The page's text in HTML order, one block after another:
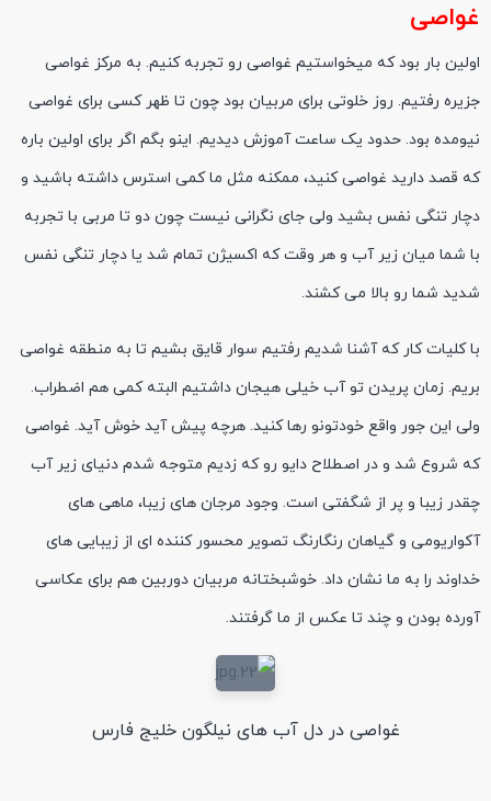
غواصی
اولین بار بود که میخواستیم غواصی رو تجربه کنیم. به مرکز غواصی
جزیره رفتیم. روز خلوتی برای مربیان بود چون تا ظهر کسی برای غواصی
نیومده بود. حدود یک ساعت آموزش دیدیم. اینو بگم اگر برای اولین باره
که قصد دارید غواصی کنید، ممکنه مثل ما کمی استرس داشته باشید و
دچار تنگی نفس بشید ولی جای نگرانی نیست چون دو تا مربی با تجربه
با شما میان زیر آب و هر وقت که اکسیژن تمام شد یا دچار تنگی نفس
شدید شما رو بالا می کشند.
با کلیات کار که آشنا شدیم رفتیم سوار قایق بشیم تا به منطقه غواصی
بریم. زمان پریدن تو آب خیلی هیجان داشتیم البته کمی هم اضطراب.
ولی این جور واقع خودتونو رها کنید. هرچه پیش آید خوش آید. غواصی
که شروع شد و در اصطلاح دایو رو که زدیم متوجه شدم دنیای زیر آب
چقدر زیبا و پر از شگفتی است. وجود مرجان های زیبا، ماهی های
آکواریومی و گیاهان رنگارنگ تصویر محسور کننده ای از زیبایی های
خداوند را به ما نشان داد. خوشبختانه مربیان دوربین هم برای عکاسی
آورده بودن و چند تا عکس از ما گرفتند.
غواصی در دل آب های نیلگون خلیج فارس